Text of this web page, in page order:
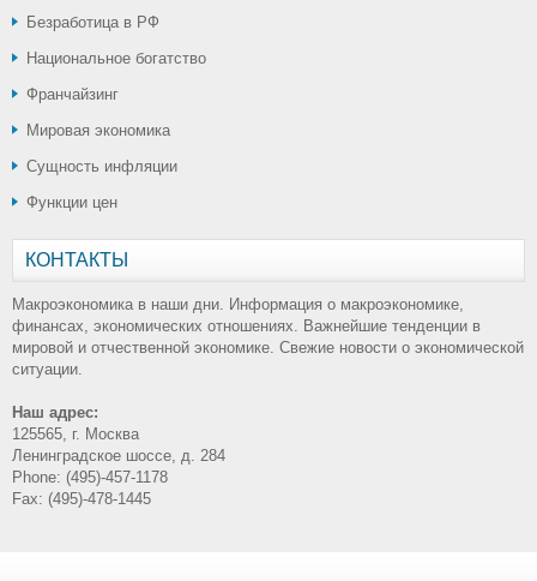
Безработица в РФ
Национальное богатство
Франчайзинг
Мировая экономика
Сущность инфляции
Функции цен
КОНТАКТЫ
Макроэкономика в наши дни. Информация о макроэкономике,
финансах, экономических отношениях. Важнейшие тенденции в
мировой и отчественной экономике. Свежие новости о экономической
ситуации.
Наш адрес:
125565, г. Москва
Ленинградское шоссе, д. 284
Phone: (495)-457-1178
Fax: (495)-478-1445